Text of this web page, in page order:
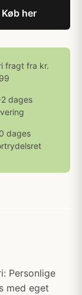
Køb her
fragt fra kr.
2 dages
dages
Personlige
med eget